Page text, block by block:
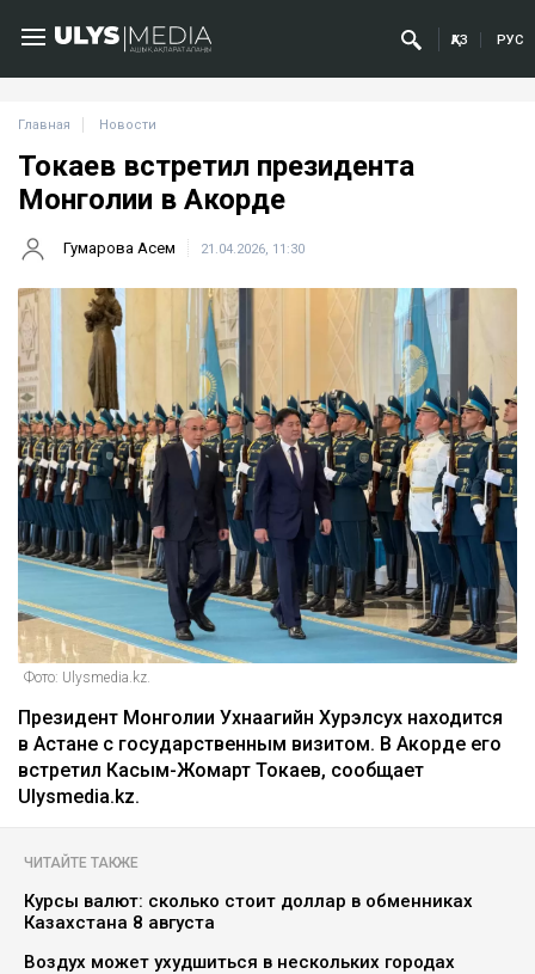
ҚАЗ РУС
Главная Новости
Токаев встретил президента
Монголии в Акорде
Гумарова Асем 21.04.2026, 11:30
Фото: Ulysmedia.kz.
Президент Монголии Ухнаагийн Хурэлсух находится
в Астане с государственным визитом. В Акорде его
встретил Касым-Жомарт Токаев, сообщает
Ulysmedia.kz.
ЧИТАЙТЕ ТАКЖЕ
Курсы валют: сколько стоит доллар в обменниках
Казахстана 8 августа
Воздух может ухудшиться в нескольких городах